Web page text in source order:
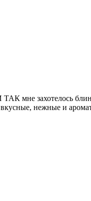
ТАК мне захотелось
вкусные, нежные и